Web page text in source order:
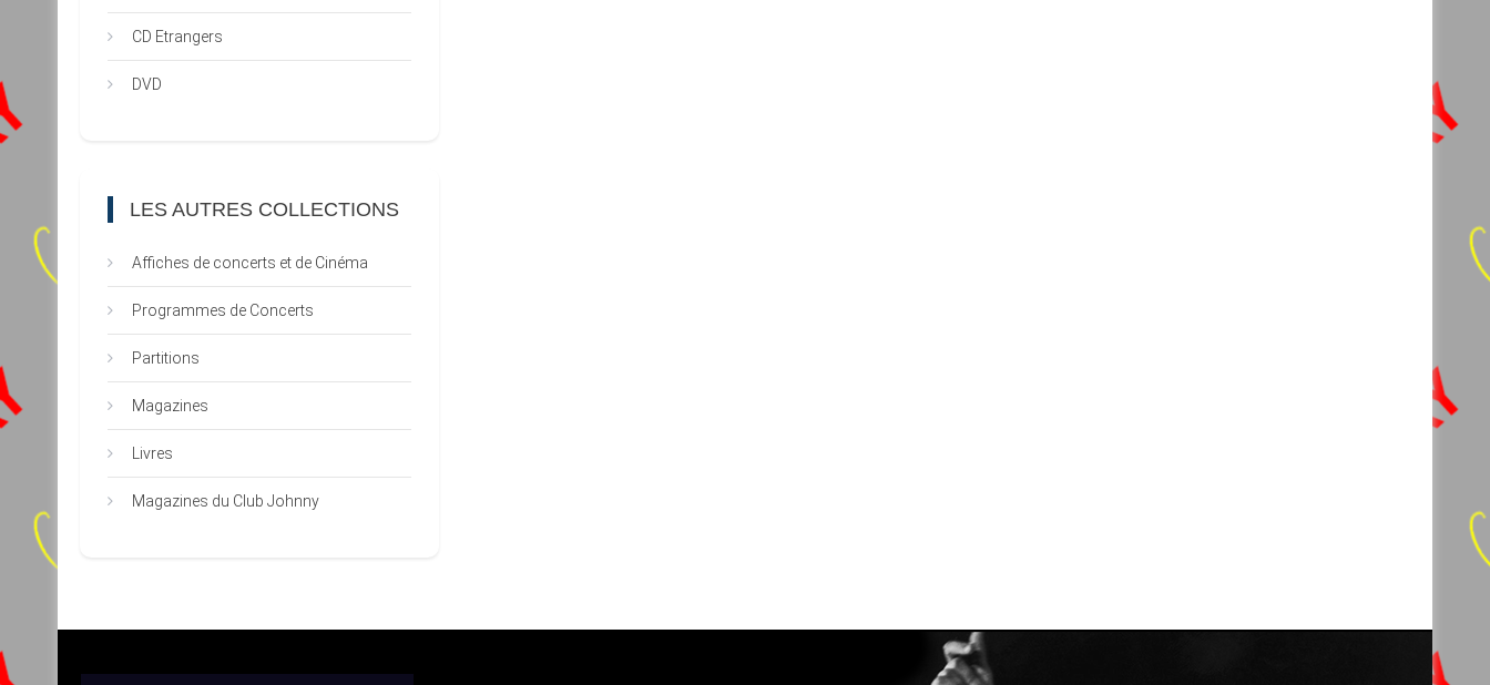
CD Etrangers
DVD
LES AUTRES COLLECTIONS
Affiches de concerts et de Cinéma
Programmes de Concerts
Partitions
Magazines
Livres
Magazines du Club Johnny